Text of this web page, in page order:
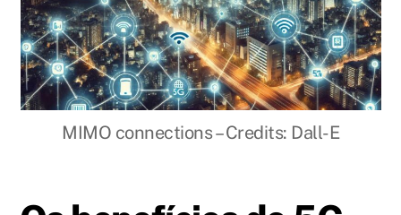
MIMO connections – Credits: Dall-E